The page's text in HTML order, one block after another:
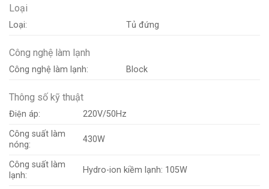
Loại
Loại: Tủ đứng
Công nghệ làm lạnh
Công nghệ làm lạnh: Block
Thông số kỹ thuật
Điện áp:
220V/50Hz
Công suất làm
nóng:
430W
Công suất làm
lạnh:
Hydro-ion kiềm lạnh: 105W